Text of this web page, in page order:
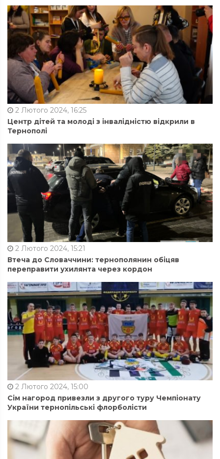
2 Лютого 2024, 16:25
Центр дітей та молоді з інвалідністю відкрили в
Тернополі
2 Лютого 2024, 15:21
Втеча до Словаччини: тернополянин обіцяв
переправити ухилянта через кордон
2 Лютого 2024, 15:00
Сім нагород привезли з другого туру Чемпіонату
України тернопільські флорболісти